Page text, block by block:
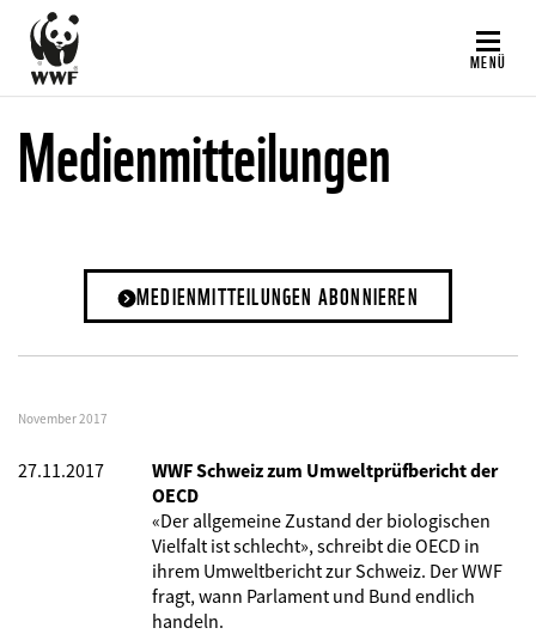
Direkt
zum
Inhalt
MENÜ
Medienmitteilungen
MEDIENMITTEILUNGEN ABONNIEREN
November 2017
27.11.2017
WWF Schweiz zum Umweltprüfbericht der
OECD
«Der allgemeine Zustand der biologischen
Vielfalt ist schlecht», schreibt die OECD in
ihrem Umweltbericht zur Schweiz. Der WWF
fragt, wann Parlament und Bund endlich
handeln.